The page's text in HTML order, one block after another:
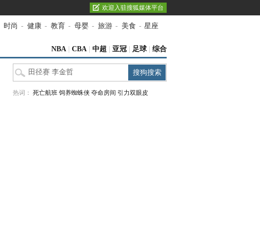
欢迎入驻搜狐媒体平台
时尚 - 健康 - 教育 - 母婴 - 旅游 - 美食 - 星座
NBA CBA 中超 亚冠 足球 综合
热词： 死亡航班 饲养蜘蛛侠 夺命房间 引力双眼皮